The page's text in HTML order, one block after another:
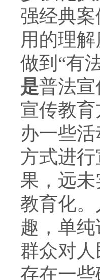
强经典
用的理
做到“有
是普法
宣传教
办一些
方式进
果，远
教育化
趣，单
群众对
存在一